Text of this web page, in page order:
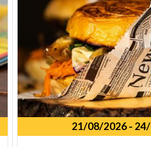
21/08/2026-